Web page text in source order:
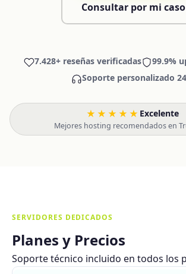
Consultar por mi caso
7.428+ reseñas verificadas
99.9%
Soporte personalizado
★★★★★ Excelente·
Mejores hosting recomendados en
SERVIDORES DEDICADOS
Planes y Precios
Soporte técnico incluido en todos los